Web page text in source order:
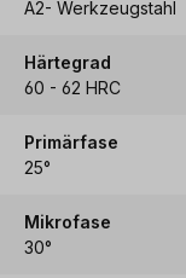
A2- Werkzeugstahl
Härtegrad
60 - 62 HRC
Primärfase
25°
Mikrofase
30°